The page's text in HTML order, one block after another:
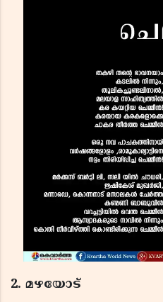
2. മഴയോട്